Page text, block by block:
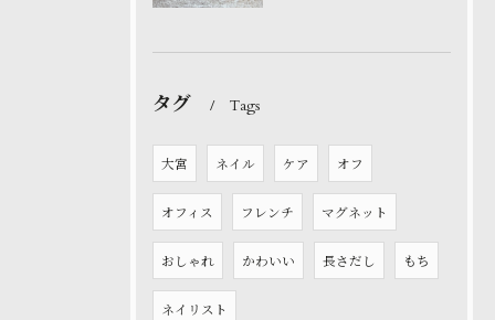
タグ Tags
大宮 ネイル ケア オフ
オフィス フレンチ マグネット
おしゃれ かわいい 長さだし もち
ネイリスト